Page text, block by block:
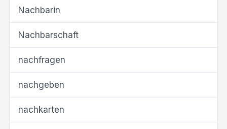
Nachbarin
Nachbarschaft
nachfragen
nachgeben
nachkarten